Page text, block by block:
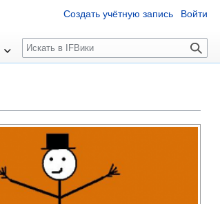
Создать учётную запись Войти
П
о
к